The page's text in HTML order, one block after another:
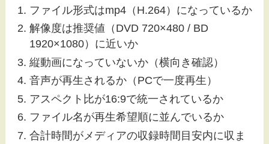
ファイル形式はmp4（H.264）になっているか
解像度は推奨値（DVD 720×480 / BD
1920×1080）に近いか
縦動画になっていないか（横向き確認）
音声が再生されるか（PCで一度再生）
アスペクト比が16:9で統一されているか
ファイル名が再生希望順に並んでいるか
合計時間がメディアの収録時間目安内に収ま